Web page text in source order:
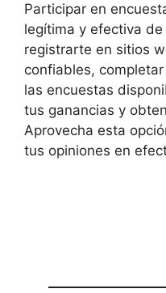
Participar en
legítima y efectiva
registrarte en sitios
confiables,
las encuestas
tus ganancias y
Aprovecha esta
tus opiniones en